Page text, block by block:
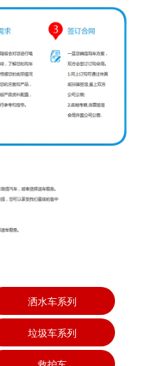
洒水车系列
垃圾车系列